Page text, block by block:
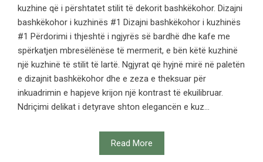
kuzhine që i përshtatet stilit të dekorit bashkëkohor. Dizajni
bashkëkohor i kuzhinës #1 Dizajni bashkëkohor i kuzhinës
#1 Përdorimi i thjeshtë i ngjyrës së bardhë dhe kafe me
spërkatjen mbresëlënëse të mermerit, e bën këtë kuzhinë
një kuzhinë të stilit të lartë. Ngjyrat që hyjnë mirë në paletën
e dizajnit bashkëkohor dhe e zeza e theksuar për
inkuadrimin e hapjeve krijon një kontrast të ekuilibruar.
Ndriçimi delikat i detyrave shton elegancën e kuz...
Read More